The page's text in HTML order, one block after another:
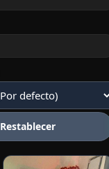
Restablecer